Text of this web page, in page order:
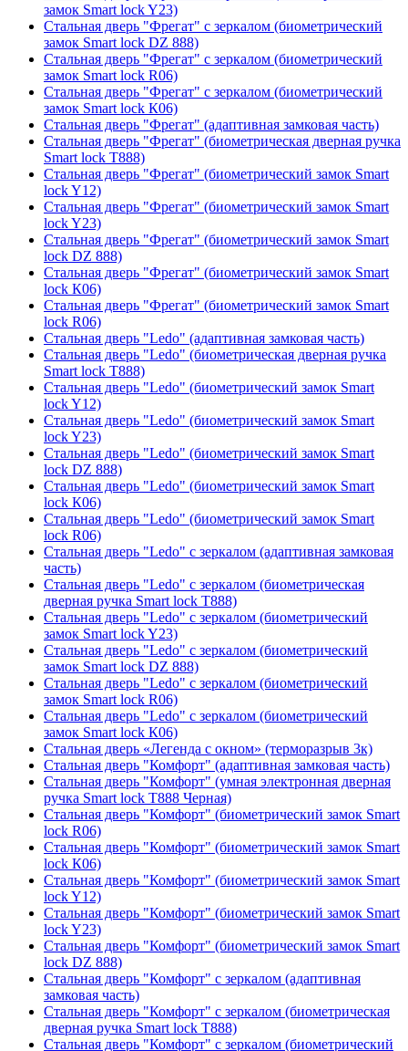
замок Smart lock Y23)
Стальная дверь "Фрегат" с зеркалом (биометрический
замок Smart lock DZ 888)
Стальная дверь "Фрегат" с зеркалом (биометрический
замок Smart lock R06)
Стальная дверь "Фрегат" с зеркалом (биометрический
замок Smart lock К06)
Стальная дверь "Фрегат" (адаптивная замковая часть)
Стальная дверь "Фрегат" (биометрическая дверная ручка
Smart lock T888)
Стальная дверь "Фрегат" (биометрический замок Smart
lock Y12)
Стальная дверь "Фрегат" (биометрический замок Smart
lock Y23)
Стальная дверь "Фрегат" (биометрический замок Smart
lock DZ 888)
Стальная дверь "Фрегат" (биометрический замок Smart
lock К06)
Стальная дверь "Фрегат" (биометрический замок Smart
lock R06)
Стальная дверь "Ledo" (адаптивная замковая часть)
Стальная дверь "Ledo" (биометрическая дверная ручка
Smart lock T888)
Стальная дверь "Ledo" (биометрический замок Smart
lock Y12)
Стальная дверь "Ledo" (биометрический замок Smart
lock Y23)
Стальная дверь "Ledo" (биометрический замок Smart
lock DZ 888)
Стальная дверь "Ledo" (биометрический замок Smart
lock К06)
Стальная дверь "Ledo" (биометрический замок Smart
lock R06)
Стальная дверь "Ledo" с зеркалом (адаптивная замковая
часть)
Стальная дверь "Ledo" с зеркалом (биометрическая
дверная ручка Smart lock T888)
Стальная дверь "Ledo" с зеркалом (биометрический
замок Smart lock Y23)
Стальная дверь "Ledo" с зеркалом (биометрический
замок Smart lock DZ 888)
Стальная дверь "Ledo" с зеркалом (биометрический
замок Smart lock R06)
Стальная дверь "Ledo" с зеркалом (биометрический
замок Smart lock К06)
Стальная дверь «Легенда с окном» (терморазрыв 3к)
Стальная дверь "Комфорт" (адаптивная замковая часть)
Стальная дверь "Комфорт" (умная электронная дверная
ручка Smart lock T888 Черная)
Стальная дверь "Комфорт" (биометрический замок Smart
lock R06)
Стальная дверь "Комфорт" (биометрический замок Smart
lock К06)
Стальная дверь "Комфорт" (биометрический замок Smart
lock Y12)
Стальная дверь "Комфорт" (биометрический замок Smart
lock Y23)
Стальная дверь "Комфорт" (биометрический замок Smart
lock DZ 888)
Стальная дверь "Комфорт" с зеркалом (адаптивная
замковая часть)
Стальная дверь "Комфорт" с зеркалом (биометрическая
дверная ручка Smart lock T888)
Стальная дверь "Комфорт" с зеркалом (биометрический